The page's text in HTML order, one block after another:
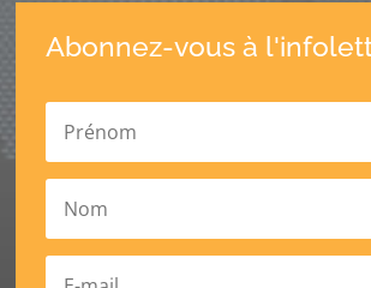
Abonnez-vous à